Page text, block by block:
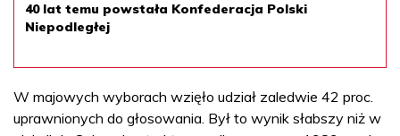
40 lat temu powstała Konfederacja Polski
Niepodległej
W majowych wyborach wzięło udział zaledwie 42 proc.
uprawnionych do głosowania. Był to wynik słabszy niż w